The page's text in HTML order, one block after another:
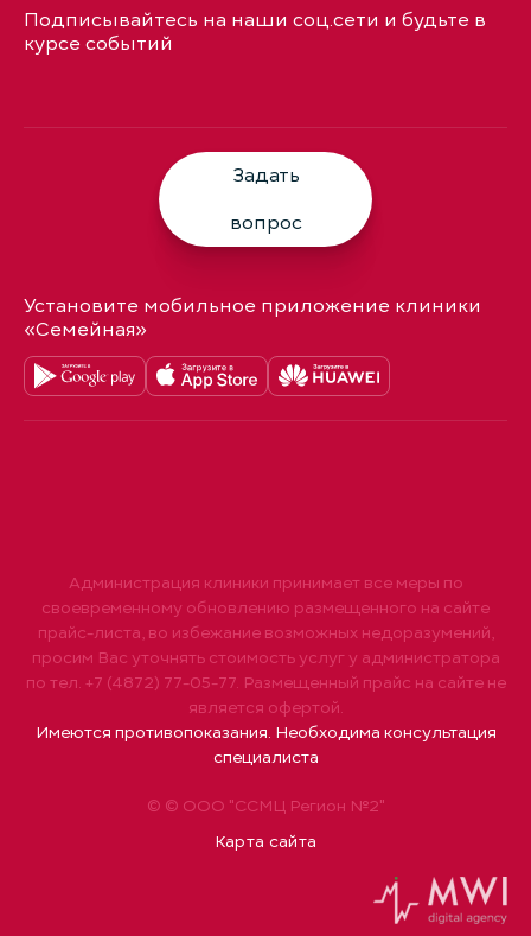
Подписывайтесь на наши соц.сети и будьте в
курсе событий
Задать
вопрос
Установите мобильное приложение клиники
«Семейная»
© © ООО "ССМЦ Регион №2"
Карта сайта
Администрация клиники принимает все меры по
своевременному обновлению размещенного на сайте
прайс-листа, во избежание возможных недоразумений,
просим Вас уточнять стоимость услуг у администратора
по тел. +7 (4872) 77-05-77. Размещенный прайс на сайте не
является офертой.
Имеются противопоказания. Необходима консультация
специалиста